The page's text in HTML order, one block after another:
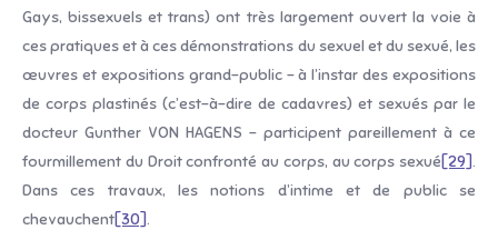
Gays, bissexuels et trans) ont très largement ouvert la voie à
ces pratiques et à ces démonstrations du sexuel et du sexué, les
œuvres et expositions grand-public – à l’instar des expositions
de corps plastinés (c’est-à-dire de cadavres) et sexués par le
docteur Gunther VON HAGENS – participent pareillement à ce
fourmillement du Droit confronté au corps, au corps sexué[29].
Dans ces travaux, les notions d’intime et de public se
chevauchent[30].